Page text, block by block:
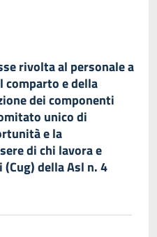
rivolta al personale a
e della
dei componenti
unico di
e la
di chi lavora e
della Asl n. 4